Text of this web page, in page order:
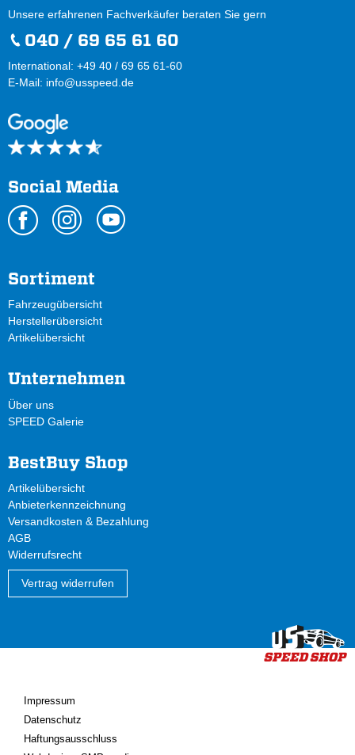
Unsere erfahrenen Fachverkäufer beraten Sie gern
040 / 69 65 61 60
International: +49 40 / 69 65 61-60
E-Mail: info@usspeed.de
Social Media
Sortiment
Fahrzeugübersicht
Herstellerübersicht
Artikelübersicht
Unternehmen
Über uns
SPEED Galerie
BestBuy Shop
Artikelübersicht
Anbieterkennzeichnung
Versandkosten & Bezahlung
AGB
Widerrufsrecht
Vertrag widerrufen
Impressum
Datenschutz
Haftungsausschluss